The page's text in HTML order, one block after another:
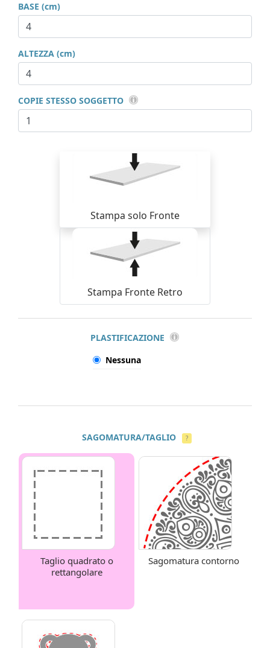
BASE (cm)
ALTEZZA (cm)
COPIE STESSO SOGGETTO
Stampa solo Fronte
Stampa Fronte Retro
PLASTIFICAZIONE
Nessuna
SAGOMATURA/TAGLIO ?
Taglio quadrato o
rettangolare
Sagomatura contorno